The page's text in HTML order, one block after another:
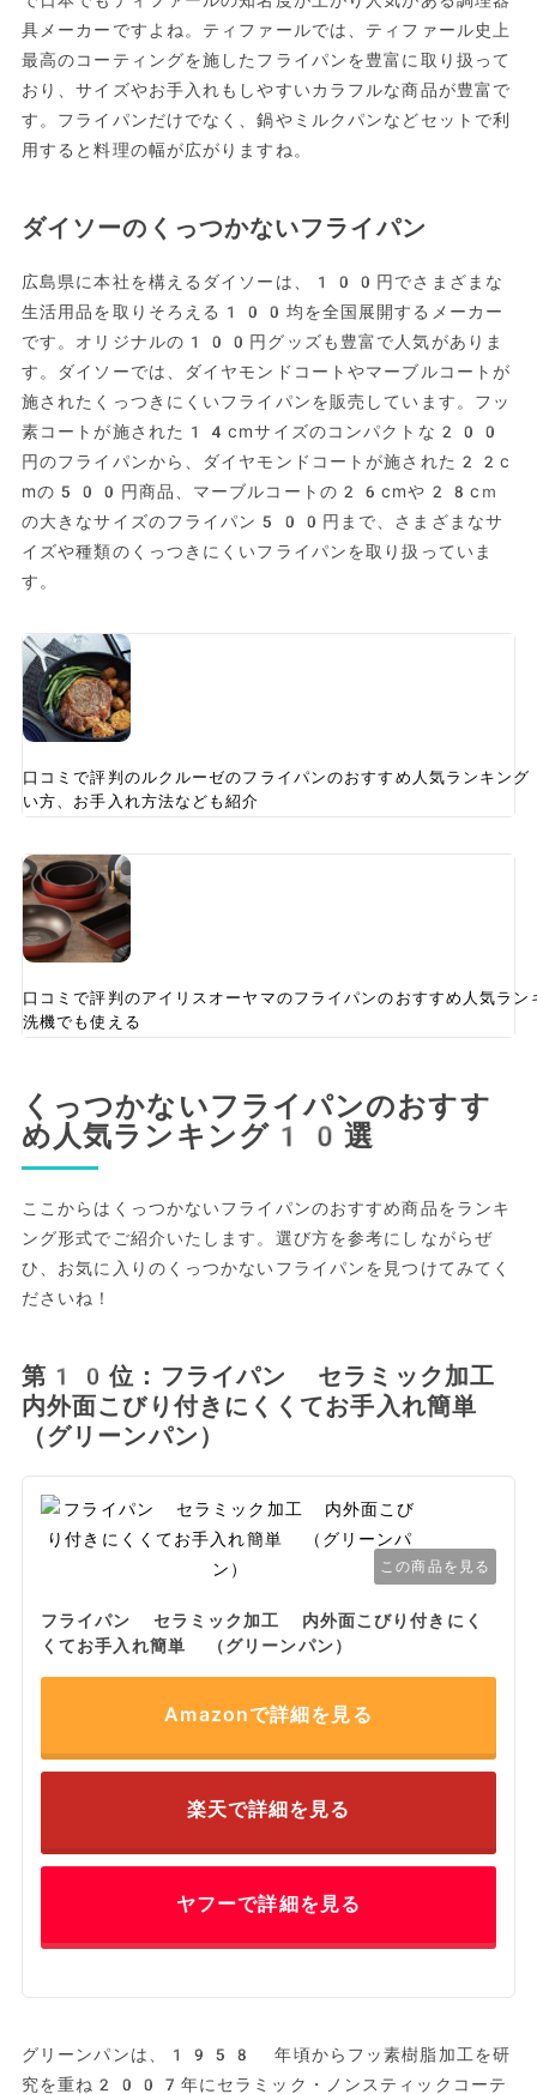
具メーカーですよね。ティファールでは、ティファール史上
最高のコーティングを施したフライパンを豊富に取り扱って
おり、サイズやお手入れもしやすいカラフルな商品が豊富で
す。フライパンだけでなく、鍋やミルクパンなどセットで利
用すると料理の幅が広がりますね。
ダイソーのくっつかないフライパン
広島県に本社を構えるダイソーは、100円でさまざまな
生活用品を取りそろえる100均を全国展開するメーカー
です。オリジナルの100円グッズも豊富で人気がありま
す。ダイソーでは、ダイヤモンドコートやマーブルコートが
施されたくっつきにくいフライパンを販売しています。フッ
素コートが施された14cmサイズのコンパクトな200
円のフライパンから、ダイヤモンドコートが施された22c
mの500円商品、マーブルコートの26cmや28cｍ
の大きなサイズのフライパン500円まで、さまざまなサ
イズや種類のくっつきにくいフライパンを取り扱っていま
す。
口コミで評判のルクルーゼのフライパンのおすすめ人気ランキ
い方、お手入れ方法なども紹介
口コミで評判のアイリスオーヤマのフライパンのおすすめ人気
洗機でも使える
くっつかないフライパンのおすす
め人気ランキング10選
ここからはくっつかないフライパンのおすすめ商品をランキ
ング形式でご紹介いたします。選び方を参考にしながらぜ
ひ、お気に入りのくっつかないフライパンを見つけてみてく
ださいね！
第10位：フライパン セラミック加工
内外面こびり付きにくくてお手入れ簡単
（グリーンパン）
この商品を見る
フライパン セラミック加工 内外面こびり付きにく
くてお手入れ簡単 （グリーンパン）
Amazonで詳細を見る
楽天で詳細を見る
ヤフーで詳細を見る
グリーンパンは、1958 年頃からフッ素樹脂加工を研
究を重ね2007年にセラミック・ノンスティックコーテ